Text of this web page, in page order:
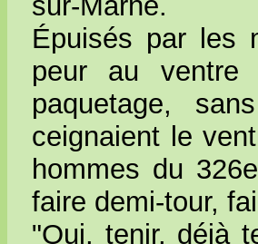
Épuisés par les
peur au
paquetage,
ceignaient le
hommes du
faire demi-tour,
"Oui, tenir, déjà